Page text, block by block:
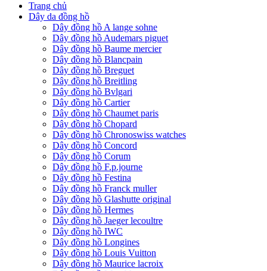
Trang chủ
Dây da đồng hồ
Dây đồng hồ A lange sohne
Dây đồng hồ Audemars piguet
Dây đồng hồ Baume mercier
Dây đồng hồ Blancpain
Dây đồng hồ Breguet
Dây đồng hồ Breitling
Dây đồng hồ Bvlgari
Dây đồng hồ Cartier
Dây đồng hồ Chaumet paris
Dây đồng hồ Chopard
Dây đồng hồ Chronoswiss watches
Dây đồng hồ Concord
Dây đồng hồ Corum
Dây đồng hồ F.p.journe
Dây đồng hồ Festina
Dây đồng hồ Franck muller
Dây đồng hồ Glashutte original
Dây đồng hồ Hermes
Dây đồng hồ Jaeger lecoultre
Dây đồng hồ IWC
Dây đồng hồ Longines
Dây đồng hồ Louis Vuitton
Dây đồng hồ Maurice lacroix